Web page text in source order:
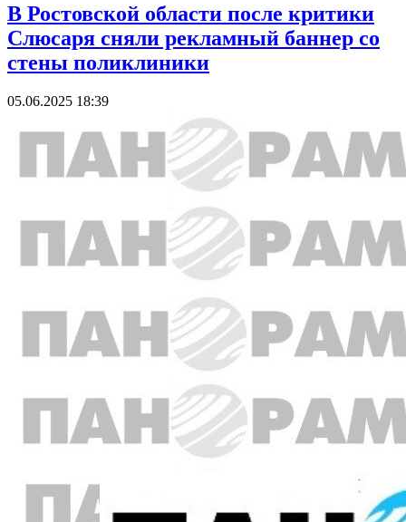
В Ростовской области после критики
Слюсаря сняли рекламный баннер со
стены поликлиники
05.06.2025 18:39